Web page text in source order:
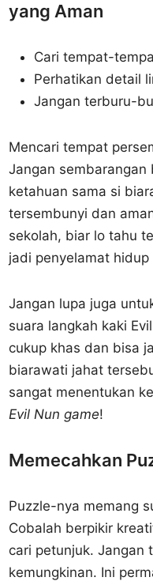
yang Aman
Cari tempat-
Perhatikan detail
Jangan terburu-
Mencari tempat
Jangan sembarangan
ketahuan sama si
tersembunyi dan
sekolah, biar lo tahu
jadi penyelamat hidup
Jangan lupa juga
suara langkah kaki
cukup khas dan bisa
biarawati jahat
sangat menentukan
Evil Nun game!
Memecahkan
Puzzle-nya memang
Cobalah berpikir
cari petunjuk. Jangan
kemungkinan. Ini